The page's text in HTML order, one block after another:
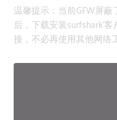
温馨提示：当前GFW屏
后，下载安装surfshark‘
接，不必再使用其他网络